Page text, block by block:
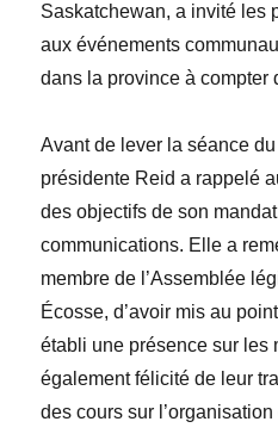
Saskatchewan, a invité les
aux événements
dans la province à compter
Avant de lever la séance
présidente Reid a rappelé
des objectifs de son
communications. Elle a
membre de l’Assemblée
Écosse, d’avoir mis au
établi une présence sur les
également félicité de leur
des cours sur